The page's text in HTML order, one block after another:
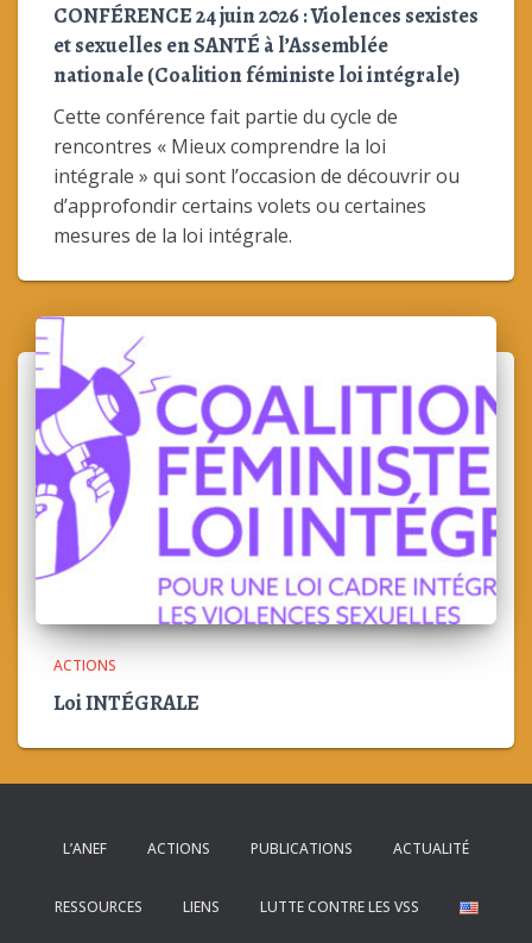
CONFÉRENCE 24 juin 2026 : Violences sexistes
et sexuelles en SANTÉ à l’Assemblée
nationale (Coalition féministe loi intégrale)
Cette conférence fait partie du cycle de
rencontres « Mieux comprendre la loi
intégrale » qui sont l’occasion de découvrir ou
d’approfondir certains volets ou certaines
mesures de la loi intégrale.
ACTIONS
Loi INTÉGRALE
L’ANEF ACTIONS PUBLICATIONS ACTUALITÉ
RESSOURCES LIENS LUTTE CONTRE LES VSS